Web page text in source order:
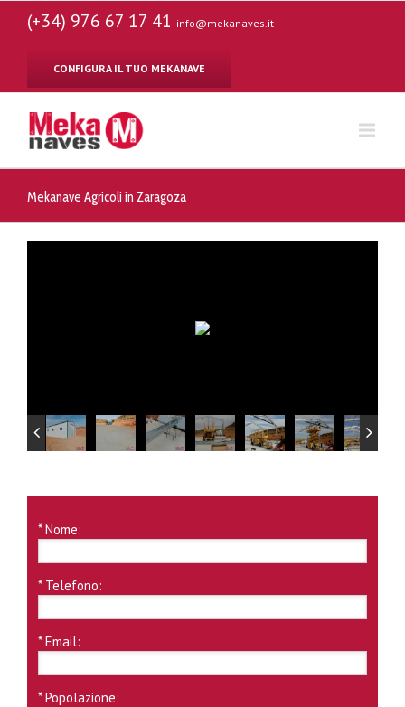
(+34) 976 67 17 41 info@mekanaves.it
CONFIGURA IL TUO MEKANAVE
Mekanave Agricoli in Zaragoza
* Nome:
* Telefono:
* Email:
* Popolazione: